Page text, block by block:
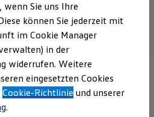
entdecken & konfigurieren
& Behörden
Personenbeförderung
Werkstätten
& Handel
wenn Sie uns Ihre
können Sie jederzeit mit
im Cookie Manager
in der
widerrufen. Weitere
eingesetzten Cookies
Cookie-Richtlinie und unserer
.